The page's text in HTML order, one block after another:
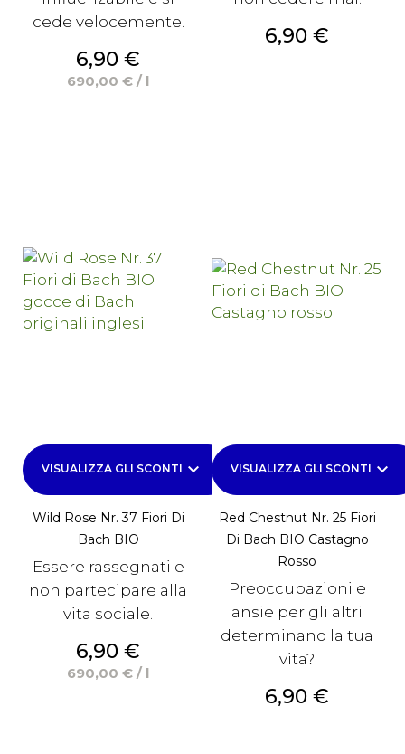
cede velocemente.
Prezzo
6,90 €
690,00 € / l
Prezzo
6,90 €
VISUALIZZA GLI SCONTI keyboard_arrow_down
Wild Rose Nr. 37 Fiori Di
Bach BIO
Essere rassegnati e
non partecipare alla
vita sociale.
Prezzo
6,90 €
690,00 € / l
VISUALIZZA GLI SCONTI keyboard_arrow_down
Red Chestnut Nr. 25 Fiori
Di Bach BIO Castagno
Rosso
Preoccupazioni e
ansie per gli altri
determinano la tua
vita?
Prezzo
6,90 €